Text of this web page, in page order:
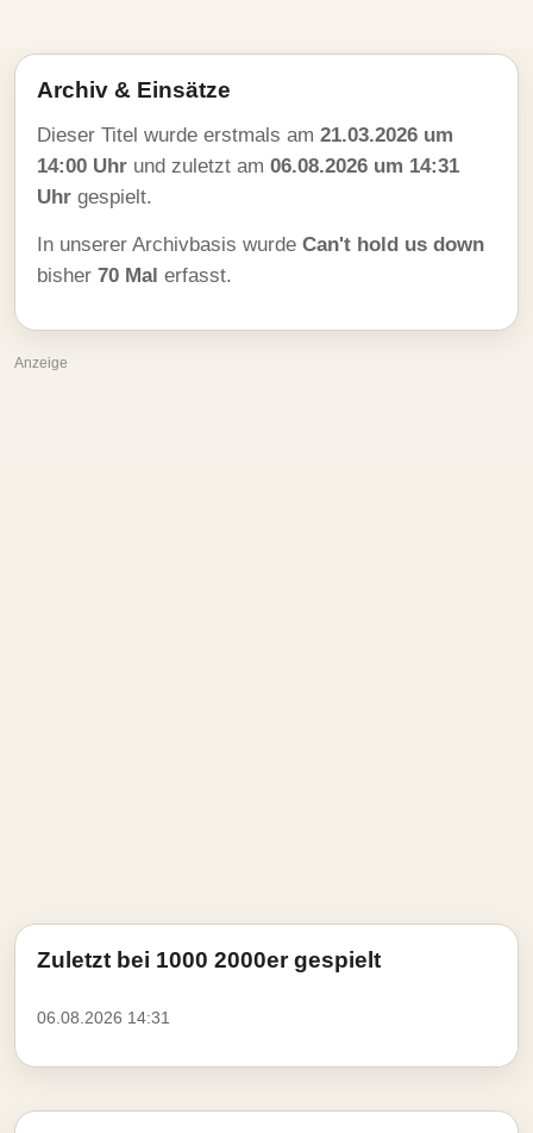
Archiv & Einsätze
Dieser Titel wurde erstmals am 21.03.2026 um
14:00 Uhr und zuletzt am 06.08.2026 um 14:31
Uhr gespielt.
In unserer Archivbasis wurde Can't hold us down
bisher 70 Mal erfasst.
Anzeige
Zuletzt bei 1000 2000er gespielt
06.08.2026 14:31